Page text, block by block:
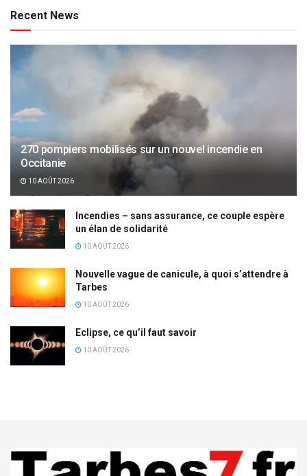
Recent News
270 pompiers mobilisés sur un nouvel incendie en
Occitanie
10 AOÛT 2026
Incendies – sans assurance, ce couple espère
un élan de solidarité
10 AOÛT 2026
Nouvelle vague de canicule, à quoi s’attendre à
Tarbes
10 AOÛT 2026
Eclipse, ce qu’il faut savoir
10 AOÛT 2026